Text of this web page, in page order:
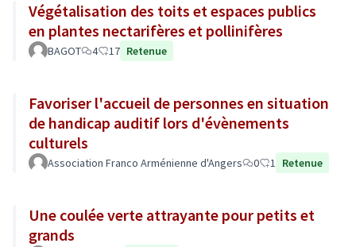
Végétalisation des toits et espaces publics
en plantes nectarifères et pollinifères
BAGOT 4 17 Retenue
Favoriser l'accueil de personnes en situation
de handicap auditif lors d'évènements
culturels
Association Franco Arménienne d'Angers 0 1 Retenue
Une coulée verte attrayante pour petits et
grands